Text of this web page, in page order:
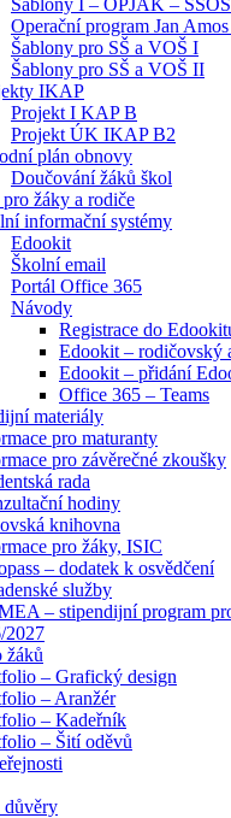
Šablony I – OPJAK –
Operační program Jan
Šablony pro SŠ a VOŠ I
Šablony pro SŠ a VOŠ II
IKAP
Projekt I KAP B
Projekt ÚK IKAP B2
plán obnovy
Doučování žáků škol
žáky a rodiče
informační systémy
Edookit
Školní email
Portál Office 365
Návody
Registrace do
Edookit – rodičovský
Edookit – přidání
Office 365 – Teams
materiály
pro maturanty
pro závěrečné zkoušky
rada
hodiny
knihovna
pro žáky, ISIC
– dodatek k osvědčení
služby
– stipendijní program
2027
žáků
– Grafický design
– Aranžér
– Kadeřník
– Šití oděvů
důvěry